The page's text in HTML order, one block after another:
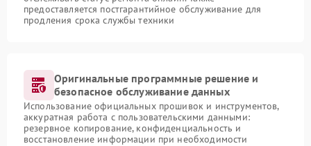
предоставляется постгарантийное обслуживание для
продления срока службы техники
Оригинальные программные решение и
безопасное обслуживание данных
Использование официальных прошивок и инструментов,
аккуратная работа с пользовательскими данными:
резервное копирование, конфиденциальность и
восстановление информации при необходимости